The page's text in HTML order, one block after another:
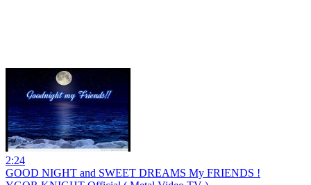
2:24
GOOD NIGHT and SWEET DREAMS My FRIENDS !